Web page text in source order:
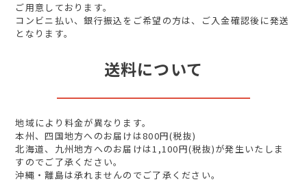
ご用意しております。
コンビニ払い、銀行振込をご希望の方は、ご入金確認後に発送
となります。
送料について
地域により料金が異なります。
本州、四国地方へのお届けは800円(税抜)
北海道、九州地方へのお届けは1,100円(税抜)が発生いたしま
すのでご了承ください。
沖縄・離島は承れませんのでご了承ください。